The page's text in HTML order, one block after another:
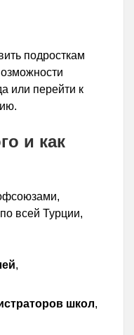
подросткам
или перейти к
и как
по всей Турции,
,
школ,